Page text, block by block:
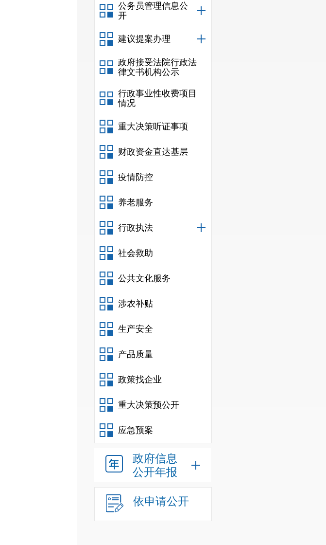
公务员管理信息公
开
建议提案办理
政府接受法院行政法
律文书机构公示
行政事业性收费项目
情况
重大决策听证事项
财政资金直达基层
疫情防控
养老服务
行政执法
社会救助
公共文化服务
涉农补贴
生产安全
产品质量
政策找企业
重大决策预公开
应急预案
政府信息
公开年报
依申请公开